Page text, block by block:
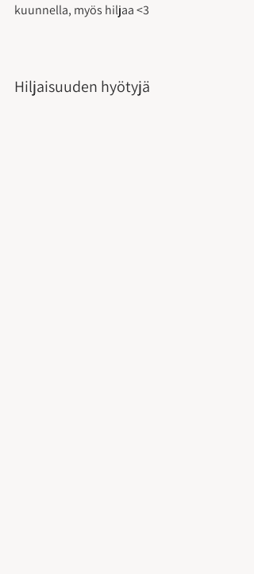
kuunnella, myös hiljaa <3
Hiljaisuuden hyötyjä